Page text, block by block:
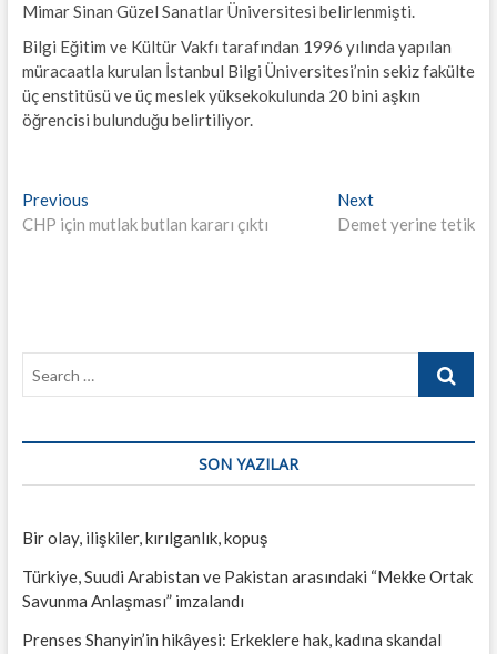
Mimar Sinan Güzel Sanatlar Üniversitesi belirlenmişti.
Bilgi Eğitim ve Kültür Vakfı tarafından 1996 yılında yapılan
müracaatla kurulan İstanbul Bilgi Üniversitesi’nin sekiz fakülte
üç enstitüsü ve üç meslek yüksekokulunda 20 bini aşkın
öğrencisi bulunduğu belirtiliyor.
Yazı
gezinmesi
PreviousPrevious
post:
CHP için mutlak butlan kararı çıktı
NextNext
post:
Demet yerine tetik
Search
SON YAZILAR
Bir olay, ilişkiler, kırılganlık, kopuş
Türkiye, Suudi Arabistan ve Pakistan arasındaki “Mekke Ortak
Savunma Anlaşması” imzalandı
Prenses Shanyin’in hikâyesi: Erkeklere hak, kadına skandal